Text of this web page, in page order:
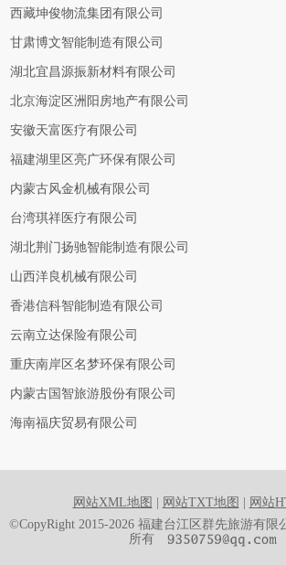
西藏坤俊物流集团有限公司
甘肃博文智能制造有限公司
湖北宜昌源振新材料有限公司
北京海淀区洲阳房地产有限公司
安徽天富医疗有限公司
福建湖里区亮广环保有限公司
内蒙古风金机械有限公司
台湾琪祥医疗有限公司
湖北荆门扬驰智能制造有限公司
山西洋良机械有限公司
香港信科智能制造有限公司
云南立达保险有限公司
重庆南岸区名梦环保有限公司
内蒙古国智旅游股份有限公司
海南福庆贸易有限公司
网站XML地图 网站TXT地图
网站
©CopyRight 2015-2026 福建台江区群先旅游有限
所有